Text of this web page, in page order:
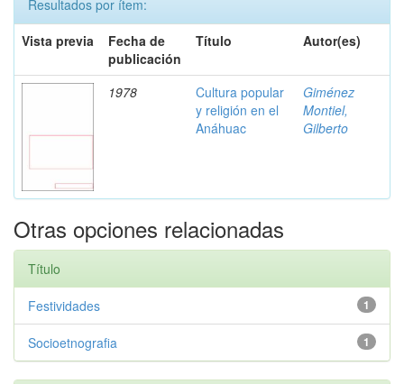
Resultados por ítem:
Vista previa
Fecha de
publicación
Título Autor(es)
1978
Cultura popular
y religión en el
Anáhuac
Giménez
Montiel,
Gilberto
Otras opciones relacionadas
Título
1
Festividades
1
Socioetnografia